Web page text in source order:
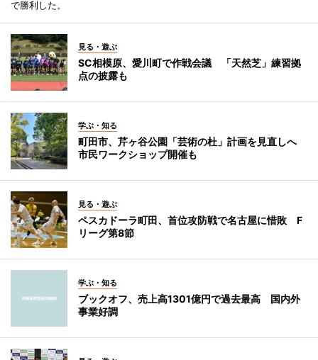
で勝利した。
見る・遊ぶ
SC相模原、愛川町で作戦会議 「天然芝」練習拠
点の披露も
学ぶ・知る
町田市、芹ヶ谷公園「芸術の杜」計画を見直しへ
市民ワークショップ開催も
見る・遊ぶ
ペスカドーラ町田、首位攻防戦で名古屋に惜敗 F
リーグ第8節
学ぶ・知る
ブックオフ、売上高1301億円で過去最高 国内外
事業好調